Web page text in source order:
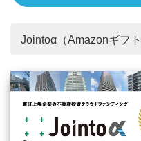
Jointoα（Amazonギフ